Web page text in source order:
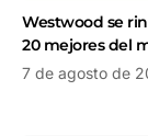
Westwood se
20 mejores del
7 de agosto de